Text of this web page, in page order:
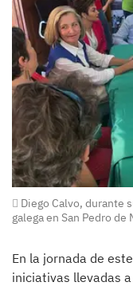
Diego Calvo, durante
galega en San Pedro de
En la jornada de
iniciativas llevadas